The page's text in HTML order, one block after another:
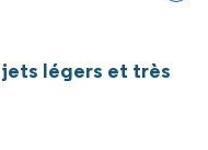
légers et très